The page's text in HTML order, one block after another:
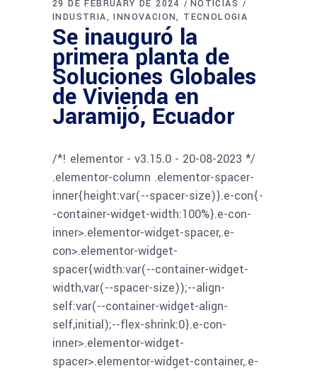
29 DE FEBRUARY DE 2024
NOTICIAS
INDUSTRIA
INNOVACION TECNOLOGIA
Se inauguró la
primera planta de
Soluciones Globales
de Vivienda en
Jaramijó, Ecuador
/*! elementor - v3.15.0 - 20-08-2023 */
.elementor-column .elementor-spacer-
inner{height:var(--spacer-size)}.e-con{-
-container-widget-width:100%}.e-con-
inner>.elementor-widget-spacer,.e-
con>.elementor-widget-
spacer{width:var(--container-widget-
width,var(--spacer-size));--align-
self:var(--container-widget-align-
self,initial);--flex-shrink:0}.e-con-
inner>.elementor-widget-
spacer>.elementor-widget-container,.e-